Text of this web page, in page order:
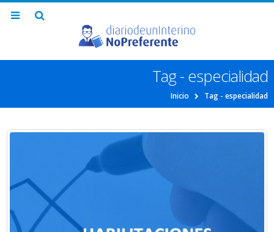
Tag - especialidad
Inicio Tag - especialidad